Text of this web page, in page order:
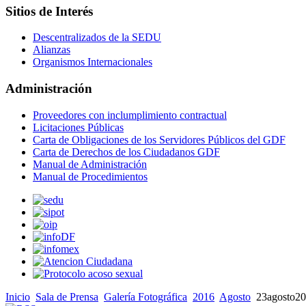
Sitios de Interés
Descentralizados de la SEDU
Alianzas
Organismos Internacionales
Administración
Proveedores con inclumplimiento contractual
Licitaciones Públicas
Carta de Obligaciones de los Servidores Públicos del GDF
Carta de Derechos de los Ciudadanos GDF
Manual de Administración
Manual de Procedimientos
Inicio Sala de Prensa Galería Fotográfica 2016 Agosto